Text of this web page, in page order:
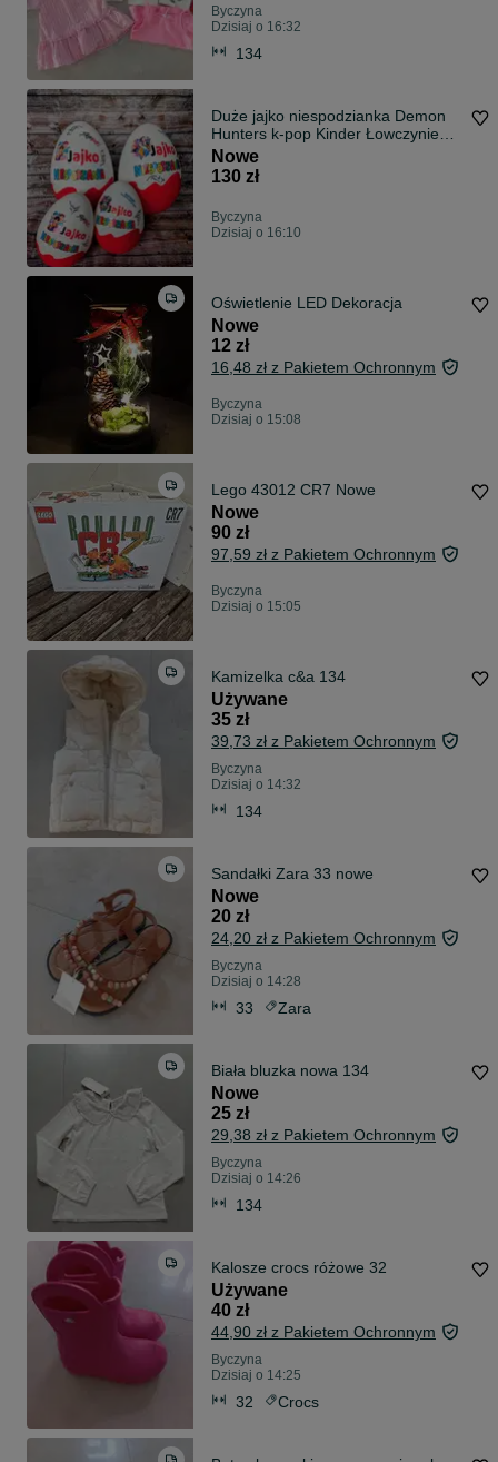
Byczyna
Dzisiaj o 16:32
134
Duże jajko niespodzianka Demon
Hunters k-pop Kinder Łowczynie
Demonów
Nowe
130 zł
Byczyna
Dzisiaj o 16:10
Oświetlenie LED Dekoracja
Nowe
12 zł
16,48 zł z Pakietem Ochronnym
Byczyna
Dzisiaj o 15:08
Lego 43012 CR7 Nowe
Nowe
90 zł
97,59 zł z Pakietem Ochronnym
Byczyna
Dzisiaj o 15:05
Kamizelka c&a 134
Używane
35 zł
39,73 zł z Pakietem Ochronnym
Byczyna
Dzisiaj o 14:32
134
Sandałki Zara 33 nowe
Nowe
20 zł
24,20 zł z Pakietem Ochronnym
Byczyna
Dzisiaj o 14:28
33 Zara
Biała bluzka nowa 134
Nowe
25 zł
29,38 zł z Pakietem Ochronnym
Byczyna
Dzisiaj o 14:26
134
Kalosze crocs różowe 32
Używane
40 zł
44,90 zł z Pakietem Ochronnym
Byczyna
Dzisiaj o 14:25
32 Crocs